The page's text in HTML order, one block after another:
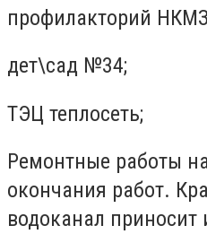
профилакторий
дет\сад №34;
ТЭЦ теплосеть;
Ремонтные работы
окончания работ.
водоканал приносит